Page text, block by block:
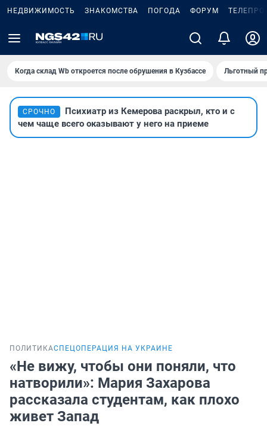
НЕДВИЖИМОСТЬ ЗНАКОМСТВА ПОГОДА ФОРУМ
Когда склад Wb откроется после обрушения в Кузбассе Льготный
СРОЧНО
Психиатр из Кемерова раскрыл, кто и с
чем чаще всего оказывают у него на приеме
ПОЛИТИКАСПЕЦОПЕРАЦИЯ НА УКРАИНЕ
«Не вижу, чтобы они поняли, что
натворили»: Мария Захарова
рассказала студентам, как плохо
живет Запад